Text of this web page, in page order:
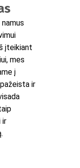
įteikiant
mes
į
ir
ir